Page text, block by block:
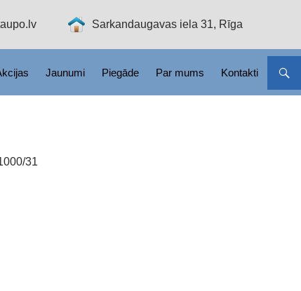
Sarkandaugavas iela 31, Rīga
Jaunumi Piegāde Par mums Kontakti
31